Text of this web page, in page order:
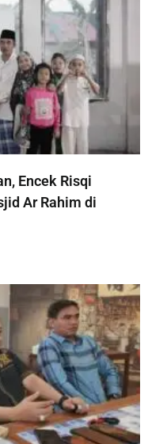
Encek Risqi
Ar Rahim di